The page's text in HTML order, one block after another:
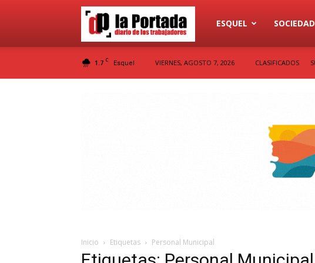
Diario
ESQUEL SOCIEDAD
1.7 C Esquel VIERNES, AGOSTO 7, 2026 CLASIFICADOS
Inicio Etiquetas Personal Municipal